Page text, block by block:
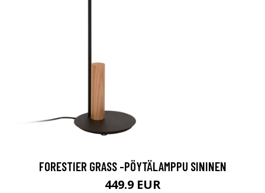
FORESTIER GRASS -PÖYTÄLAMPPU SININEN
449.9 EUR